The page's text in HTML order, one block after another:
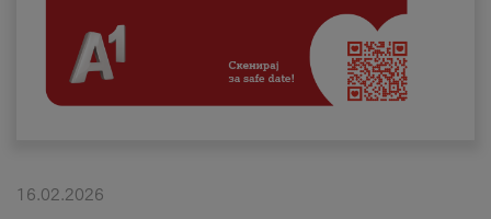
Поддршка
Надополни кредит
Плати сметка
#ПодобарОнлајн
16.02.2026